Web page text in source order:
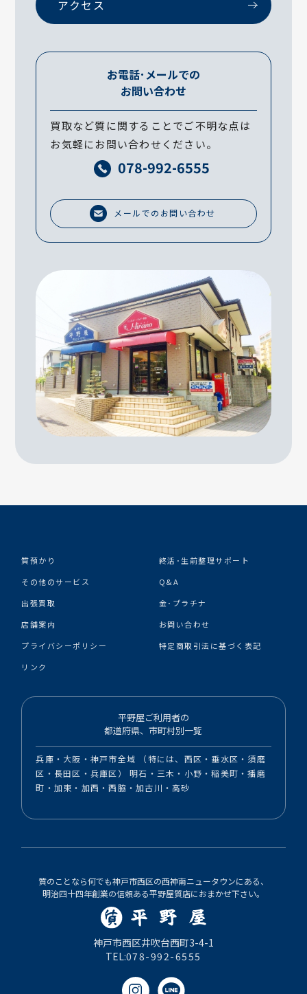
アクセス
お電話･メールでの
お問い合わせ
買取など質に関することでご不明な点は
お気軽にお問い合わせください。
078-992-6555
メールでのお問い合わせ
質預かり
終活･生前整理サポート
その他のサービス
Q&A
出張買取
金･プラチナ
店舗案内
お問い合わせ
プライバシーポリシー
特定商取引法に基づく表記
リンク
平野屋ご利用者の
都道府県、市町村別一覧
兵庫・大阪・神戸市全域 （特には、西区・垂水区・須磨
区・長田区・兵庫区） 明石・三木・小野・稲美町・播磨
町・加東・加西・西脇・加古川・高砂
質のことなら何でも神戸市西区の西神南ニュータウンにある、
明治四十四年創業の信頼ある平野屋質店におまかせ下さい。
神戸市西区井吹台西町3-4-1
TEL:078-992-6555